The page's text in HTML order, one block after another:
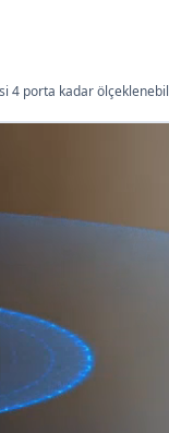
4 porta kadar